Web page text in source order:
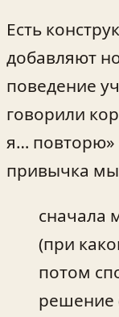
Есть
добавляют
поведение
говорили
я… повторю»
привычка
сначала
(при
потом
решение